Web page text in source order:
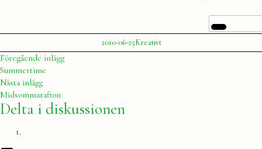
Publicerat
av
Julia
2010-06-25Publicerat
i
Kreativt
Inläggsnavigering
Föregående inläggFöregående
Summertime
Nästa inläggNästa
inlägg:
Midsommarafton
Delta i diskussionen